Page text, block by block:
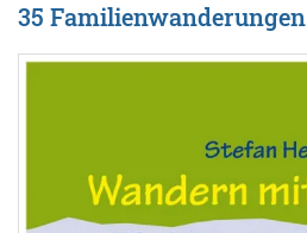
35 Familienwanderungen